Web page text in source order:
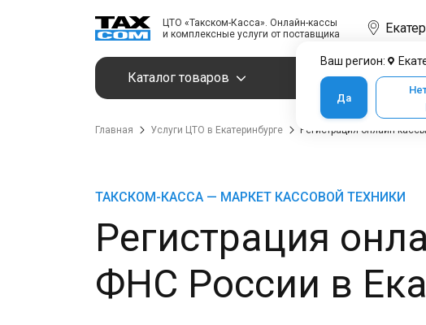
ЦТО «Такском-Касса». Онлайн-кассы
и комплексные услуги от поставщика
Ваш регион:
Да
Каталог товаров Услуги
Главная Услуги ЦТО в Екатеринбурге Регистрация онлайн-
ТАКСКОМ-КАССА — МАРКЕТ КАССОВОЙ ТЕХНИКИ
Регистрация
ФНС России в